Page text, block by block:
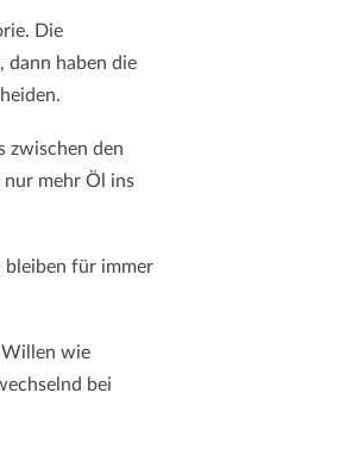
Die
dann haben die
zwischen den
nur mehr Öl ins
bleiben für immer
Willen wie
bei